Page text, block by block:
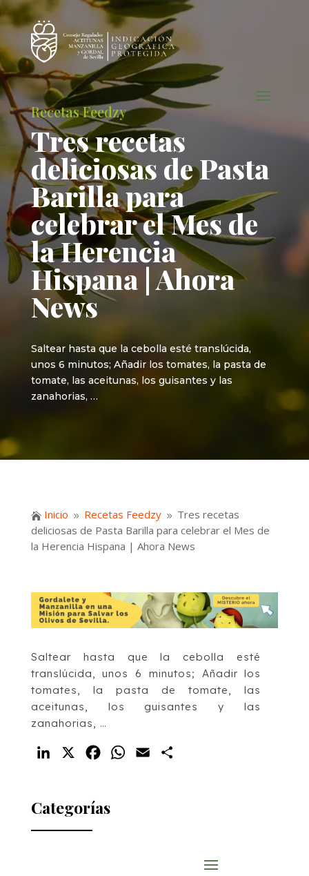
Recetas Feedzy
Tres recetas
deliciosas de Pasta
Barilla para
celebrar el Mes de
la Herencia
Hispana | Ahora
News
Saltear hasta que la cebolla esté translúcida,
unos 6 minutos; Añadir los tomates, la pasta de
tomate, las aceitunas, los guisantes y las
zanahorias, …
 Inicio 9 Recetas Feedzy 9 Tres recetas
deliciosas de Pasta Barilla para celebrar el Mes de
la Herencia Hispana | Ahora News
Saltear hasta que la cebolla esté
translúcida, unos 6 minutos; Añadir los
tomates, la pasta de tomate, las
aceitunas, los guisantes y las
zanahorias, …
LinkedIn FacebookWhatsApp
Email
Categorías